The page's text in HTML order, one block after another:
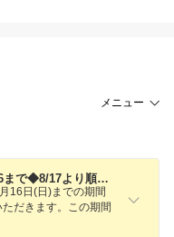
メニュー
【夏季休業のご案内】8/13〜8/16まで◆8/17より順次ご発送します。
16日(日)までの期間
だきます。この期間